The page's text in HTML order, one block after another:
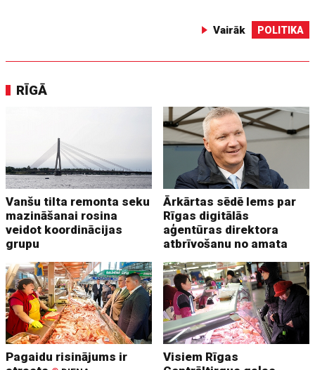
Vairāk POLITIKA
RĪGĀ
Vanšu tilta remonta seku
mazināšanai rosina
veidot koordinācijas
grupu
Ārkārtas sēdē lems par
Rīgas digitālās
aģentūras direktora
atbrīvošanu no amata
Pagaidu risinājums ir
Visiem Rīgas